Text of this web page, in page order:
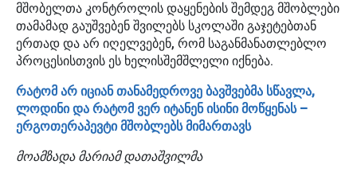
მშობელთა კონტროლის დაყენების შემდეგ მშობლები
თამამად გაუშვებენ შვილებს სკოლაში გაჯეტებთან
ერთად და არ იღელვებენ, რომ საგანმანათლებლო
პროცესისთვის ეს ხელისშემშლელი იქნება.
რატომ არ იციან თანამედროვე ბავშვებმა სწავლა,
ლოდინი და რატომ ვერ იტანენ ისინი მოწყენას –
ერგოთერაპევტი მშობლებს მიმართავს
მოამზადა მარიამ დათაშვილმა